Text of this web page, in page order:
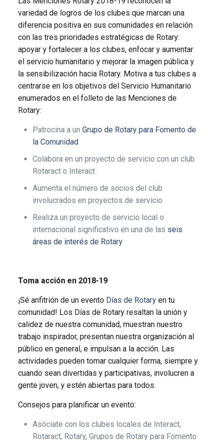
variedad de logros de los clubes que marcan una
diferencia positiva en sus comunidades en relación
con las tres prioridades estratégicas de Rotary:
apoyar y fortalecer a los clubes, enfocar y aumentar
el servicio humanitario y mejorar la imagen pública y
la sensibilización hacia Rotary. Motiva a tus clubes a
centrarse en los objetivos del Servicio Humanitario
enumerados en el folleto de las Menciones de
Rotary:
Patrocina a un Grupo de Rotary para Fomento de
la Comunidad
Colabora en un proyecto de servicio con un club
Rotaract o Interact
Aumenta el número de socios del club
involucrados en proyectos de servicio
Realiza un proyecto de servicio local o
internacional significativo en una de las seis
áreas de interés de Rotary
Toma acción en 2018-19
¡Sé anfitrión de un evento Días de Rotaryen tu
comunidad! Los Días de Rotary resaltan la unión y
calidez de nuestra comunidad, muestran nuestro
trabajo inspirador, presentan nuestra organización al
público en general, e impulsan a la acción. Las
actividades pueden tomar cualquier forma, siempre y
cuando sean divertidas y participativas, involucren a
gente joven, y estén abiertas para todos.
Consejos para planificar un evento:
Asóciate con los clubes locales de Interact,
Rotaract, Rotary, Grupos de Rotary para Fomento